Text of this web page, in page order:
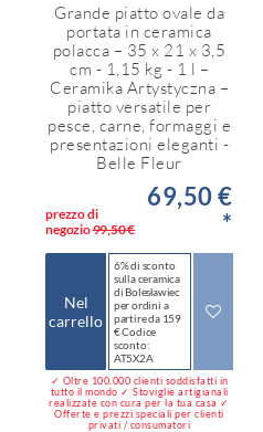
Grande piatto ovale da
portata in ceramica
polacca – 35 x 21 x 3,5
cm - 1,15 kg - 1 l –
Ceramika Artystyczna –
piatto versatile per
pesce, carne, formaggi e
presentazioni eleganti -
Belle Fleur
prezzo di
negozio99,50 €
69,50 €
*
Nel
carrello
6% di sconto
sulla ceramica
di Bolesławiec
per ordini a
partire da 159
€ Codice
sconto:
AT5X2A
✓ Oltre 100.000 clienti soddisfatti in
tutto il mondo ✓ Stoviglie artigianali
realizzate con cura per la tua casa ✓
Offerte e prezzi speciali per clienti
privati / consumatori